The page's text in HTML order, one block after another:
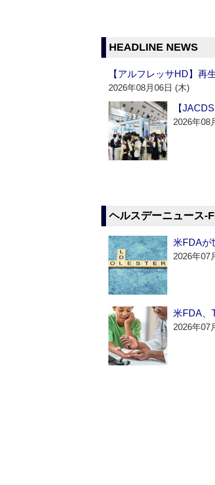
HEADLINE NEWS
【アルフレッサHD】再
2026年08月06日 (木)
【
2026年08
ヘルスデーニュース
米FDAが
2026年07
米FDA、
2026年07